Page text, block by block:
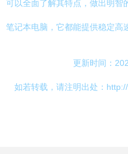
可以全面了解其特点，做出明智
笔记本电脑，它都能提供稳定高
更新时间：
如若转载，请注明出处：